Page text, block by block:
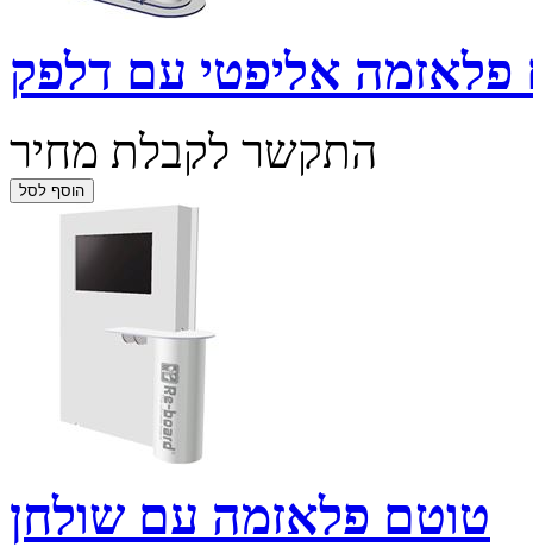
פלאזמה אליפטי עם דלפק
התקשר לקבלת מחיר
טוטם פלאזמה עם שולחן